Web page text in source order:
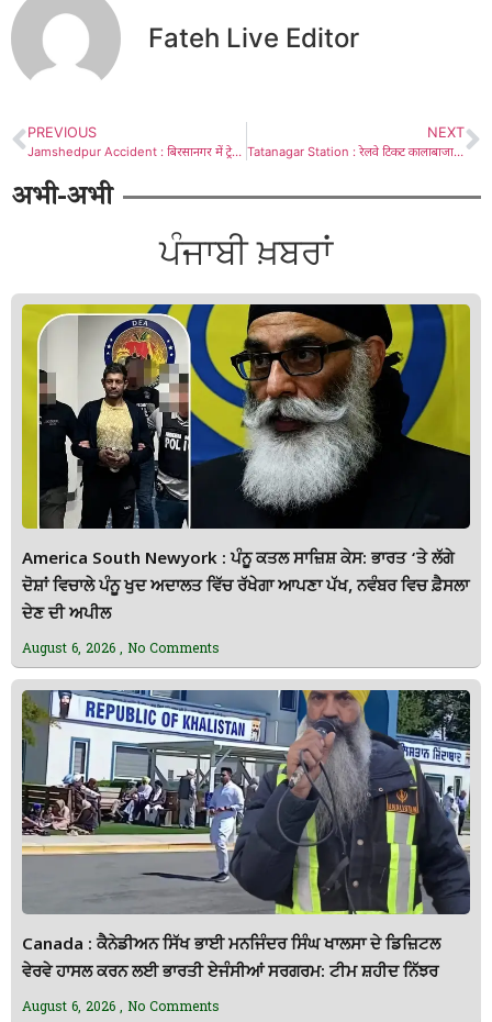
Fateh Live Editor
PREVIOUS
Jamshedpur Accident : बिरसानगर में ट्रेलर ने बाइक सवार को कुचला, घर में टूटा दुखों का पहाड़, देखें – Video
NEXT
Tatanagar Station : रेलवे टिकट कालाबाजारी का रंग, काउंटर में टिकट लेने वाला कोई नहीं, फॉर्म की लंबी भरमार – Part : 1
अभी-अभी
ਪੰਜਾਬੀ ਖ਼ਬਰਾਂ
America South Newyork : ਪੰਨੂ ਕਤਲ ਸਾਜ਼ਿਸ਼ ਕੇਸ: ਭਾਰਤ ‘ਤੇ ਲੱਗੇ
ਦੋਸ਼ਾਂ ਵਿਚਾਲੇ ਪੰਨੂ ਖੁਦ ਅਦਾਲਤ ਵਿੱਚ ਰੱਖੇਗਾ ਆਪਣਾ ਪੱਖ, ਨਵੰਬਰ ਵਿਚ ਫ਼ੈਸਲਾ
ਦੇਣ ਦੀ ਅਪੀਲ
August 6, 2026 No Comments
Canada : ਕੈਨੇਡੀਅਨ ਸਿੱਖ ਭਾਈ ਮਨਜਿੰਦਰ ਸਿੰਘ ਖਾਲਸਾ ਦੇ ਡਿਜ਼ਿਟਲ
ਵੇਰਵੇ ਹਾਸਲ ਕਰਨ ਲਈ ਭਾਰਤੀ ਏਜੰਸੀਆਂ ਸਰਗਰਮ: ਟੀਮ ਸ਼ਹੀਦ ਨਿੱਝਰ
August 6, 2026 No Comments